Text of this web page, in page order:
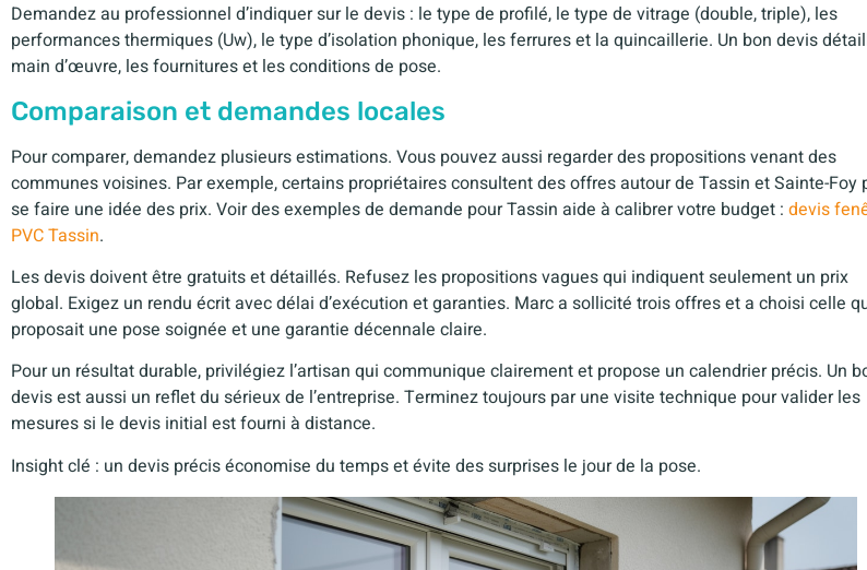
Demandez au professionnel d’indiquer sur le devis : le type de profilé, le type de vitrage (double, triple), les
performances thermiques (Uw), le type d’isolation phonique, les ferrures et la quincaillerie. Un bon devis
main d’œuvre, les fournitures et les conditions de pose.
Comparaison et demandes locales
Pour comparer, demandez plusieurs estimations. Vous pouvez aussi regarder des propositions venant des
communes voisines. Par exemple, certains propriétaires consultent des offres autour de Tassin et Sainte-Foy
se faire une idée des prix. Voir des exemples de demande pour Tassin aide à calibrer votre budget : devis
PVC Tassin.
Les devis doivent être gratuits et détaillés. Refusez les propositions vagues qui indiquent seulement un prix
global. Exigez un rendu écrit avec délai d’exécution et garanties. Marc a sollicité trois offres et a choisi celle
proposait une pose soignée et une garantie décennale claire.
Pour un résultat durable, privilégiez l’artisan qui communique clairement et propose un calendrier précis. Un
devis est aussi un reflet du sérieux de l’entreprise. Terminez toujours par une visite technique pour valider les
mesures si le devis initial est fourni à distance.
Insight clé : un devis précis économise du temps et évite des surprises le jour de la pose.